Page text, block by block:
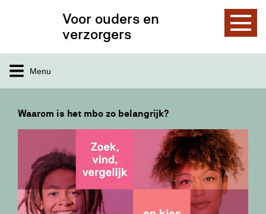
Voor ouders en
verzorgers
Menu
Waarom is het mbo zo belangrijk?